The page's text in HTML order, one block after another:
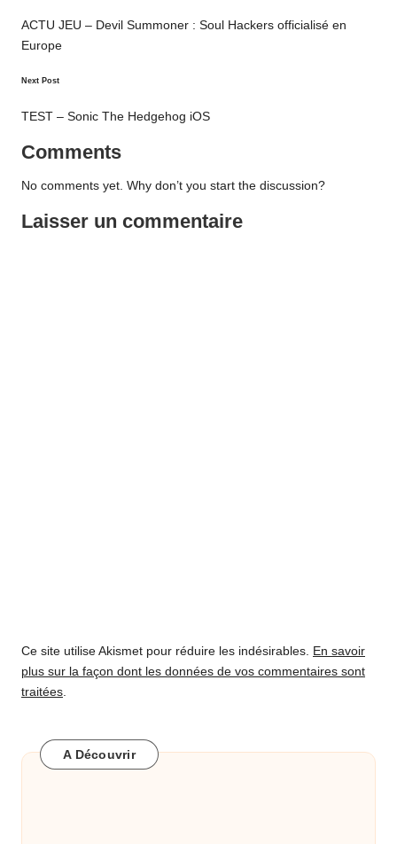
navigation
ACTU JEU – Devil Summoner : Soul Hackers officialisé en
Europe
Next Post
TEST – Sonic The Hedgehog iOS
Comments
No comments yet. Why don’t you start the discussion?
Laisser un commentaire
Ce site utilise Akismet pour réduire les indésirables. En savoir
plus sur la façon dont les données de vos commentaires sont
traitées
A Découvrir